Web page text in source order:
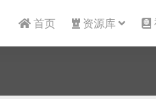
首页 资源库